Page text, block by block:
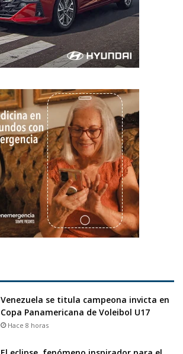
Venezuela se titula campeona invicta en
Copa Panamericana de Voleibol U17
Hace 8 horas